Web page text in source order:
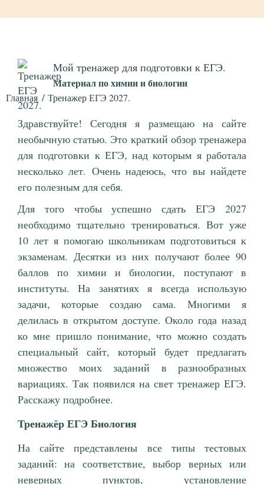
Мой тренажер для подготовки к ЕГЭ.
Материал по химии и биологии
Главная Тренажер ЕГЭ 2027.
Здравствуйте! Сегодня я размещаю на сайте
необычную статью. Это краткий обзор тренажера
для подготовки к ЕГЭ, над которым я работала
несколько лет. Очень надеюсь, что вы найдете
его полезным для себя.
Для того чтобы успешно сдать ЕГЭ 2027
необходимо тщательно тренироваться. Вот уже
10 лет я помогаю школьникам подготовиться к
экзаменам. Десятки из них получают более 90
баллов по химии и биологии, поступают в
институты. На занятиях я всегда использую
задачи, которые создаю сама. Многими я
делилась в открытом доступе. Около года назад
ко мне пришло понимание, что можно создать
специальный сайт, который будет предлагать
множество моих заданий в разнообразных
вариациях. Так появился на свет тренажер ЕГЭ.
Расскажу подробнее.
Тренажёр ЕГЭ Биология
На сайте представлены все типы тестовых
заданий: на соответствие, выбор верных или
неверных пунктов, установление